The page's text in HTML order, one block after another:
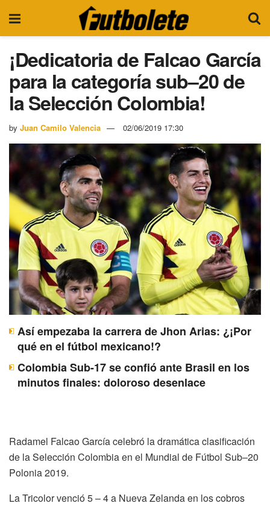
¡Dedicatoria de Falcao García
para la categoría sub–20 de
la Selección Colombia!
by Juan Camilo Valencia 02/06/2019 17:30
Así empezaba la carrera de Jhon Arias: ¿¡Por
qué en el fútbol mexicano!?
Colombia Sub-17 se confió ante Brasil en los
minutos finales: doloroso desenlace
Radamel Falcao García celebró la dramática clasificación
de la Selección Colombia en el Mundial de Fútbol Sub–20
Polonia 2019.
La Tricolor venció 5 – 4 a Nueva Zelanda en los cobros